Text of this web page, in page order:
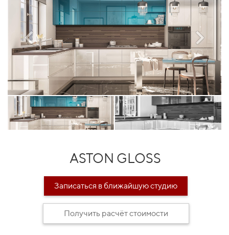
ASTON GLOSS
Записаться в ближайшую студию
Получить расчёт стоимости